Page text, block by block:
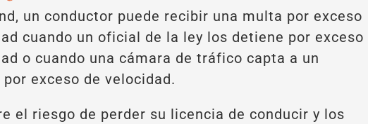
un conductor puede recibir una multa por exceso
cuando un oficial de la ley los detiene por exceso
o cuando una cámara de tráfico capta a un
exceso de velocidad.
el riesgo de perder su licencia de conducir y los